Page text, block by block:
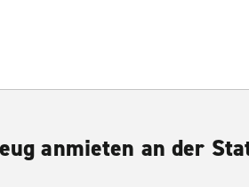
anmieten an der